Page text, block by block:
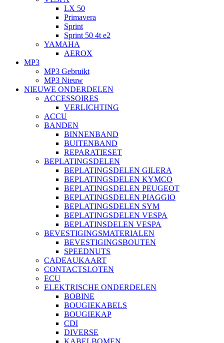
LX 50
Primavera
Sprint
Sprint 50 4t e2
YAMAHA
AEROX
MP3
MP3 Gebruikt
MP3 Nieuw
NIEUWE ONDERDELEN
ACCESSOIRES
VERLICHTING
ACCU
BANDEN
BINNENBAND
BUITENBAND
REPARATIESET
BEPLATINGSDELEN
BEPLATINGSDELEN GILERA
BEPLATINGSDELEN KYMCO
BEPLATINGSDELEN PEUGEOT
BEPLATINGSDELEN PIAGGIO
BEPLATINGSDELEN SYM
BEPLATINGSDELEN VESPA
BEPLATINSDELEN VESPA
BEVESTIGINGSMATERIALEN
BEVESTIGINGSBOUTEN
SPEEDNUTS
CADEAUKAART
CONTACTSLOTEN
ECU
ELEKTRISCHE ONDERDELEN
BOBINE
BOUGIEKABELS
BOUGIEKAP
CDI
DIVERSE